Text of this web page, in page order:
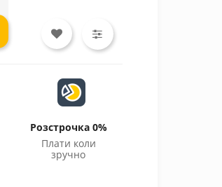
Розстрочка 0%
Плати коли
зручно